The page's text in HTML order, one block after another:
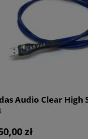
Audio Clear High
zł